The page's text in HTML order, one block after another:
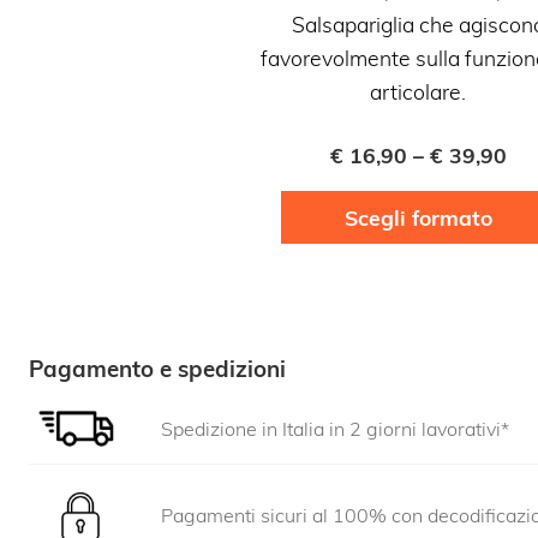
Salsapariglia che
favorevolmente sulla
articolare.
€16,90 – €39,90
Scegli formato
Pagamento e spedizioni
Spedizione in Italia in 2 giorni lavorativi*
Pagamenti sicuri al 100% con